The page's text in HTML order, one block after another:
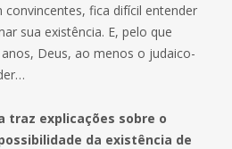
fica difícil entender
sua existência. E, pelo que
Deus, ao menos o judaico-
traz explicações sobre o
da existência de